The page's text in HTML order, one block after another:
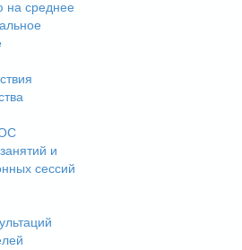
на среднее
и
сессий